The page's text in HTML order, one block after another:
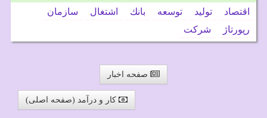
اقتصاد تولید توسعه بانك اشتغال
سازمان
رپورتاژ
شركت
صفحه اخبار
کار و درآمد (صفحه اصلی)